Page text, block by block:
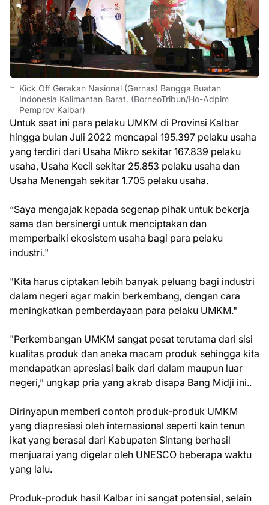
Kick Off Gerakan Nasional (Gernas) Bangga Buatan
Indonesia Kalimantan Barat. (BorneoTribun/Ho-Adpim
Pemprov Kalbar)
Untuk saat ini para pelaku UMKM di Provinsi Kalbar
hingga bulan Juli 2022 mencapai 195.397 pelaku usaha
yang terdiri dari Usaha Mikro sekitar 167.839 pelaku
usaha, Usaha Kecil sekitar 25.853 pelaku usaha dan
Usaha Menengah sekitar 1.705 pelaku usaha.
“Saya mengajak kepada segenap pihak untuk bekerja
sama dan bersinergi untuk menciptakan dan
memperbaiki ekosistem usaha bagi para pelaku
industri."
"Kita harus ciptakan lebih banyak peluang bagi industri
dalam negeri agar makin berkembang, dengan cara
meningkatkan pemberdayaan para pelaku UMKM."
"Perkembangan UMKM sangat pesat terutama dari sisi
kualitas produk dan aneka macam produk sehingga kita
mendapatkan apresiasi baik dari dalam maupun luar
negeri,” ungkap pria yang akrab disapa Bang Midji ini..
Dirinyapun memberi contoh produk-produk UMKM
yang diapresiasi oleh internasional seperti kain tenun
ikat yang berasal dari Kabupaten Sintang berhasil
menjuarai yang digelar oleh UNESCO beberapa waktu
yang lalu.
Produk-produk hasil Kalbar ini sangat potensial, selain